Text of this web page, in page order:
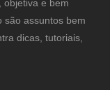
objetiva e bem
são assuntos bem
dicas, tutoriais,